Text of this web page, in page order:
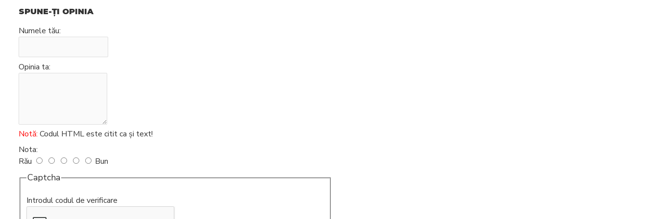
SPUNE-ŢI OPINIA
Numele tău:
Opinia ta:
Notă: Codul HTML este citit ca şi text!
Nota:
Rău
Bun
Captcha
Introdul codul de verificare